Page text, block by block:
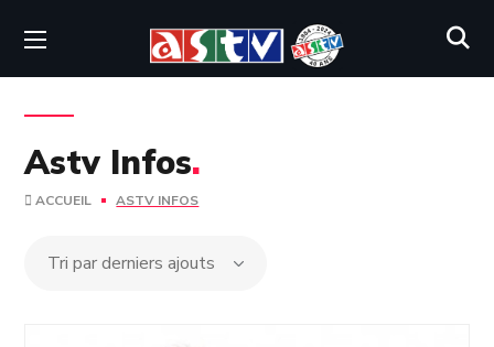
Astv Infos.
ACCUEIL ASTV INFOS